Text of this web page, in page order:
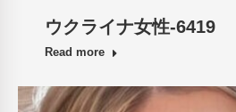
ウクライナ女性-6419
Read more